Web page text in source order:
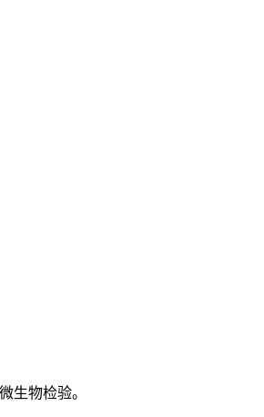
生物检验。